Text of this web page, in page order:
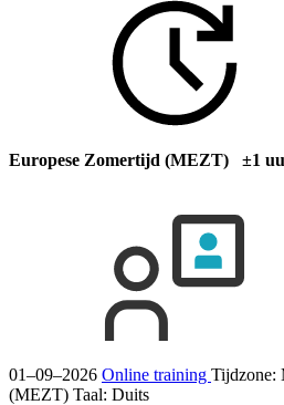
Europese Zomertijd (MEZT) ±1
01–09–2026 Online training Tijdzone:
(MEZT) Taal: Duits